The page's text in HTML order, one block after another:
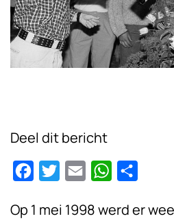
Deel dit bericht
FacebookTwitterEmail WhatsApp
Op 1 mei 1998 werd er